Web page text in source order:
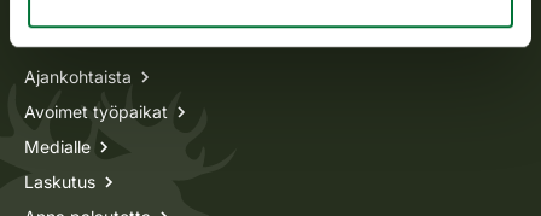
Tietoa meistä
Ajankohtaista
Avoimet työpaikat
Medialle
Laskutus